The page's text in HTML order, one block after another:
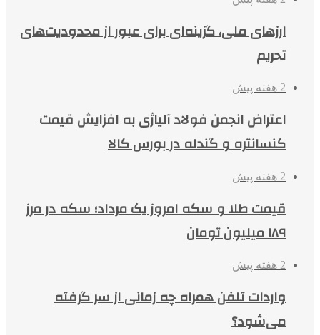
ارزهای ملی، گزینه‌ای برای عبور از محدودیت‌های
تحریم
2 هفته پیش
اعتراض انجمن فولاد آلیاژی به افزایش قیمت
کنسانتره و گندله در بورس کالا
2 هفته پیش
قیمت طلا و سکه امروز یک مرداد؛ سکه در مرز
۱۸۹ میلیون تومان
2 هفته پیش
واردات تلفن همراه چه زمانی از سر گرفته
می‌شود؟